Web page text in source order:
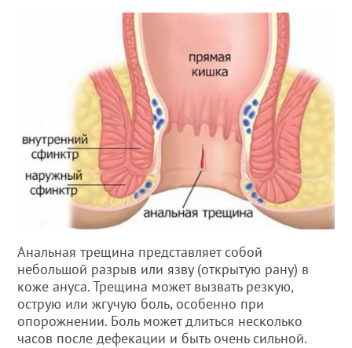
Анальная трещина представляет собой
небольшой разрыв или язву (открытую рану) в
коже ануса. Трещина может вызвать резкую,
острую или жгучую боль, особенно при
опорожнении. Боль может длиться несколько
часов после дефекации и быть очень сильной.